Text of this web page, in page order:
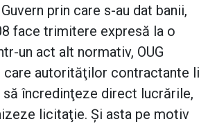
prin care s-au dat banii,
face trimitere expresă la o
un act alt normativ, OUG
care autorităţilor contractante li
să încredinţeze direct lucrările,
licitaţie. Şi asta pe motiv